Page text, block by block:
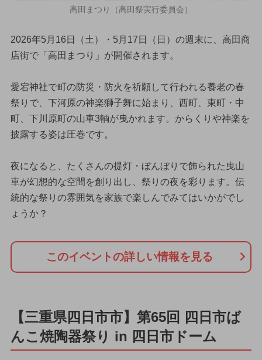
高田まつり（高田祭実行委員会）
2026年5月16日（土）・5月17日（日）の週末に、高田商
店街で「高田まつり」が開催されます。
愛宕神社で町の防災・防火を祈願して行われる養老の春
祭りで、下河原の神楽獅子舞に始まり、西町、東町・中
町、下川原町の山車3輌が曳かれます。からくりや神楽を
披露する姿は圧巻です。
夜になると、たくさんの提灯・ぼんぼりで飾られた曳山
車が幻想的な空間を創り出し、祭りの夜を彩ります。伝
統的な祭りの雰囲気を家族で楽しんでみてはいかがでし
ょうか？
このイベントの詳しい情報を見る
【三重県四日市市】第65回 四日市ば
んこ焼陶器祭り in 四日市ドーム